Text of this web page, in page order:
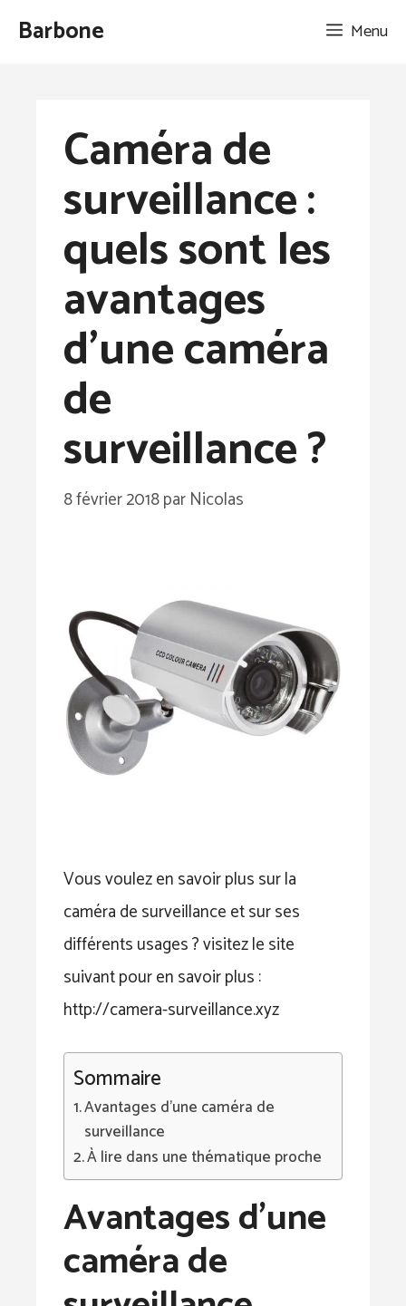
AllerBarbone Menu
Caméra de
surveillance :
quels sont les
avantages
d’une caméra
de
surveillance ?
8 février 2018parNicolas
Vous voulez en savoir plus sur la
caméra de surveillance et sur ses
différents usages ? visitez le site
suivant pour en savoir plus :
http://camera-surveillance.xyz
Sommaire
Avantages d’une caméra de
surveillance
À lire dans une thématique proche
Avantages d’une
caméra de